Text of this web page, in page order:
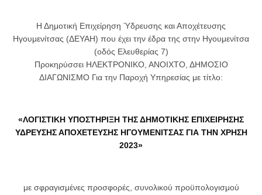
Η Δημοτική Επιχείρηση Ύδρευσης και Αποχέτευσης
Ηγουμενίτσας (ΔΕΥΑΗ) που έχει την έδρα της στην Ηγουμενίτσα
(οδός Ελευθερίας 7)
Προκηρύσσει ΗΛΕΚΤΡΟΝΙΚΟ, ΑΝΟΙΧΤΟ, ΔΗΜΟΣΙΟ
ΔΙΑΓΩΝΙΣΜΟ Για την Παροχή Υπηρεσίας με τίτλο:
«ΛΟΓΙΣΤΙΚΗ ΥΠΟΣΤΗΡΙΞΗ ΤΗΣ ΔΗΜΟΤΙΚΗΣ ΕΠΙΧΕΙΡΗΣΗΣ
ΥΔΡΕΥΣΗΣ ΑΠΟΧΕΤΕΥΣΗΣ ΗΓΟΥΜΕΝΙΤΣΑΣ ΓΙΑ ΤΗΝ ΧΡΗΣΗ
2023»
με σφραγισμένες προσφορές, συνολικού προϋπολογισμού